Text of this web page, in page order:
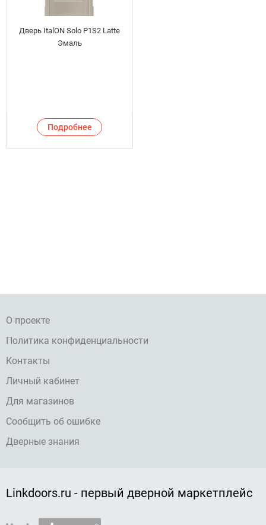
Дверь ItalON Solo P1S2 Latte
Эмаль
Подробнее
О проекте
Политика конфиденциальности
Контакты
Личный кабинет
Для магазинов
Сообщить об ошибке
Дверные знания
Linkdoors.ru - первый дверной маркетплейс